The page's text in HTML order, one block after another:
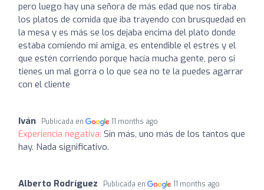
pero luego hay una señora de más edad que nos tiraba
los platos de comida que iba trayendo con brusquedad en
la mesa y es más se los dejaba encima del plato donde
estaba comiendo mi amiga, es entendible el estrés y el
que estén corriendo porque hacía mucha gente, pero si
tienes un mal gorra o lo que sea no te la puedes agarrar
con el cliente
Iván Publicada en 11 months ago
Experiencia negativa: Sin más, uno más de los tantos que
hay. Nada significativo.
Alberto Rodríguez Publicada en 11 months ago